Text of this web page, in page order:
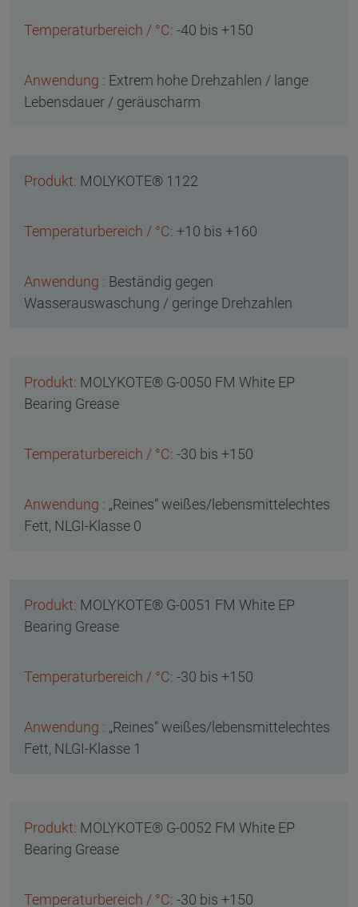
-40 bis +150
Extrem hohe Drehzahlen / lange
Lebensdauer / geräuscharm
MOLYKOTE® 1122
+10 bis +160
Beständig gegen
Wasserauswaschung / geringe Drehzahlen
MOLYKOTE® G-0050 FM White EP
Bearing Grease
-30 bis +150
„Reines“ weißes/lebensmittelechtes
Fett, NLGI-Klasse 0
MOLYKOTE® G-0051 FM White EP
Bearing Grease
-30 bis +150
„Reines“ weißes/lebensmittelechtes
Fett, NLGI-Klasse 1
MOLYKOTE® G-0052 FM White EP
Bearing Grease
-30 bis +150